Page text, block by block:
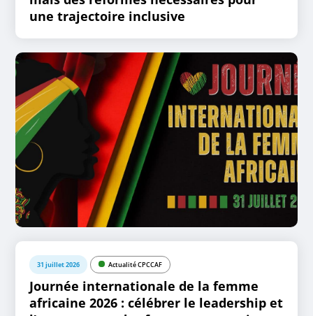
une trajectoire inclusive
31 juillet 2026 Actualité CPCCAF
Journée internationale de la femme
africaine 2026 : célébrer le leadership et